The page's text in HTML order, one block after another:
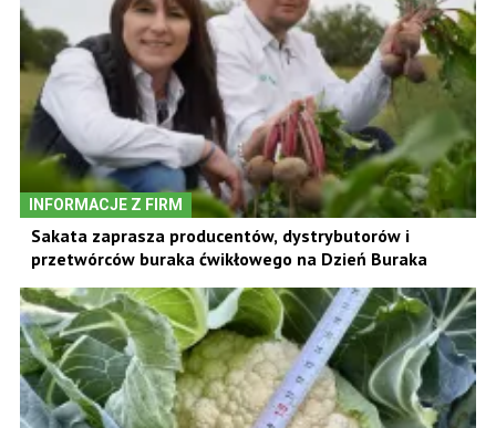
INFORMACJE Z FIRM
Sakata zaprasza producentów, dystrybutorów i
przetwórców buraka ćwikłowego na Dzień Buraka